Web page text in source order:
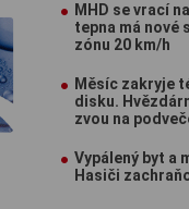
MHD se vrací
tepna má nové
zónu 20 km/h
Měsíc zakryje
disku.
zvou na
Vypálený byt a
Hasiči